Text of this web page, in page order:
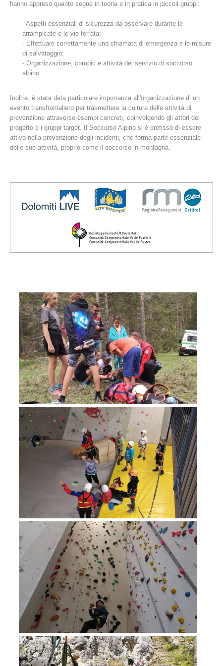
Stazioni del soccorso alpino
Comitato Direttivo
Richiesta di soccorso
hanno appreso quanto segue in teoria e in pratica in piccoli gruppi:
- Aspetti essenziali di sicurezza da osservare durante le
arrampicate e le vie ferrata;
- Effettuare correttamente una chiamata di emergenza e le misure
di salvataggio;
- Organizzazione, compiti e attività del servizio di soccorso
alpino.
Inoltre, è stata data particolare importanza all'organizzazione di un
evento transfrontaliero per trasmettere la cultura delle attività di
prevenzione attraverso esempi concreti, coinvolgendo gli attori del
progetto e i gruppi target. Il Soccorso Alpino si è prefisso di essere
attivo nella prevenzione degli incidenti, che forma parte essenziale
delle sue attività, proprio come il soccorso in montagna.